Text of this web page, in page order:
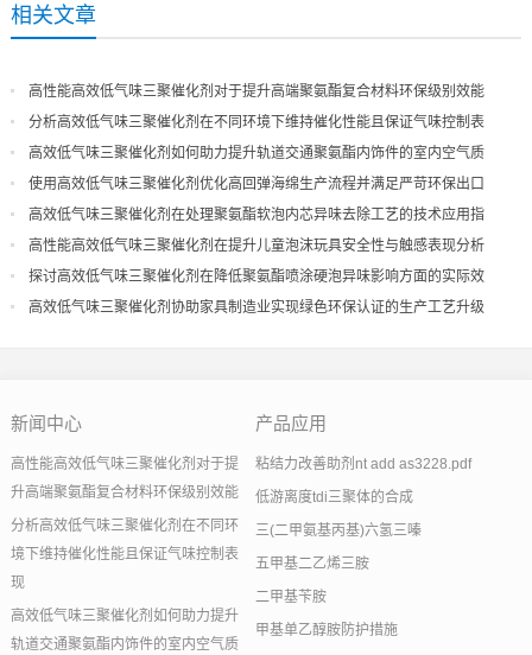
相关文章
高性能高效低气味三聚催化剂对于提升高端聚氨酯复合材料环保级别效能
分析高效低气味三聚催化剂在不同环境下维持催化性能且保证气味控制表
现
高效低气味三聚催化剂如何助力提升轨道交通聚氨酯内饰件的室内空气质
量
使用高效低气味三聚催化剂优化高回弹海绵生产流程并满足严苛环保出口
高效低气味三聚催化剂在处理聚氨酯软泡内芯异味去除工艺的技术应用指
导
高性能高效低气味三聚催化剂在提升儿童泡沫玩具安全性与触感表现分析
探讨高效低气味三聚催化剂在降低聚氨酯喷涂硬泡异味影响方面的实际效
果
高效低气味三聚催化剂协助家具制造业实现绿色环保认证的生产工艺升级
新闻中心
高性能高效低气味三聚催化剂对于提
升高端聚氨酯复合材料环保级别效能
分析高效低气味三聚催化剂在不同环
境下维持催化性能且保证气味控制表
现
高效低气味三聚催化剂如何助力提升
轨道交通聚氨酯内饰件的室内空气质
产品应用
粘结力改善助剂nt add as3228.pdf
低游离度tdi三聚体的合成
三(二甲氨基丙基)六氢三嗪
五甲基二乙烯三胺
二甲基苄胺
甲基单乙醇胺防护措施